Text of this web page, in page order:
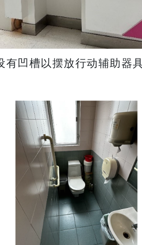
有凹槽以摆放行动辅助器